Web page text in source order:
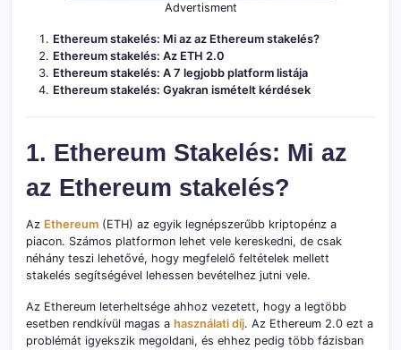
Advertisment
Ethereum stakelés: Mi az az Ethereum stakelés?
Ethereum stakelés: Az ETH 2.0
Ethereum stakelés: A 7 legjobb platform listája
Ethereum stakelés: Gyakran ismételt kérdések
1. Ethereum Stakelés: Mi az
az Ethereum stakelés?
Az Ethereum (ETH) az egyik legnépszerűbb kriptopénz a
piacon. Számos platformon lehet vele kereskedni, de csak
néhány teszi lehetővé, hogy megfelelő feltételek mellett
stakelés segítségével lehessen bevételhez jutni vele.
Az Ethereum leterheltsége ahhoz vezetett, hogy a legtöbb
esetben rendkívül magas a használati díj. Az Ethereum 2.0 ezt a
problémát igyekszik megoldani, és ehhez pedig több fázisban